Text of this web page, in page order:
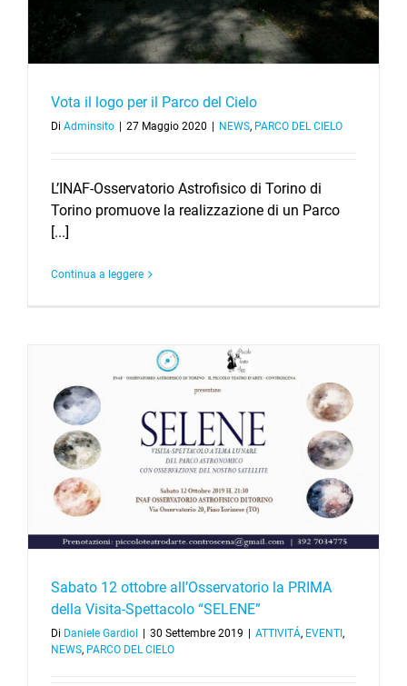
Vota il logo per il Parco del Cielo
Di Adminsito 27 Maggio 2020 NEWS, PARCO DEL CIELO
L’INAF-Osservatorio Astrofisico di Torino di
Torino promuove la realizzazione di un Parco
[...]
Continua a leggere
Sabato 12 ottobre all’Osservatorio la PRIMA
della Visita-Spettacolo “SELENE”
Di Daniele Gardiol 30 Settembre 2019 ATTIVITÁ, EVENTI ,
NEWS, PARCO DEL CIELO